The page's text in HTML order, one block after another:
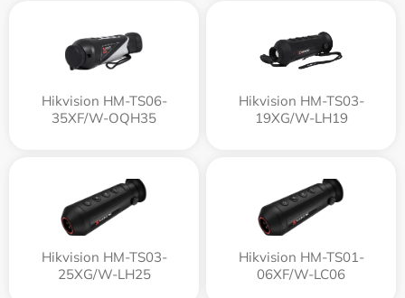
Hikvision HM-TS06-
35XF/W-OQH35
Hikvision HM-TS03-
19XG/W-LH19
Hikvision HM-TS03-
25XG/W-LH25
Hikvision HM-TS01-
06XF/W-LC06